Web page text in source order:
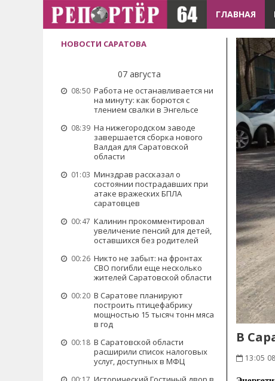
ГЛАВНАЯ
НОВОСТИ САРАТОВА
07 августа
08:50 Работа не останавливается ни
на минуту: как борются с
тлением свалки в Энгельсе
08:39 На нижегородском заводе
завершается сборка нового
Валдая для Саратовской
области
01:03 Минздрав рассказал о
состоянии пострадавших при
атаке вражеских БПЛА
саратовцев
00:47 Калинин прокомментировал
увеличение пенсий для детей,
оставшихся без родителей
00:26 Никто не забыт: на фронтах
СВО погибли еще несколько
жителей Саратовской области
00:20 В Саратове планируют
построить птицефабрику
мощностью 15 тысяч тонн мяса
в год
00:18 В Саратовской области
расширили список налоговых
услуг, доступных в МФЦ
В
13:05